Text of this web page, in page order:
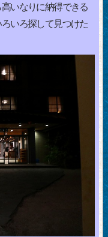
いなりに納得できる
いろ探して見つけた